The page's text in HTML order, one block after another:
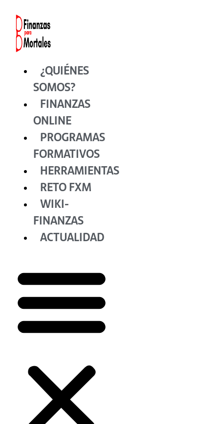
contenido
¿QUIÉNES
SOMOS?
FINANZAS
ONLINE
PROGRAMAS
FORMATIVOS
HERRAMIENTAS
RETO FXM
WIKI-
FINANZAS
ACTUALIDAD